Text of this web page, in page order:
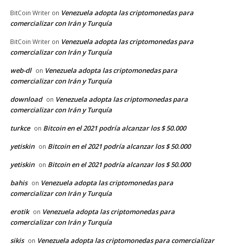
BitCoin Writer on Venezuela adopta las criptomonedas para
comercializar con Irán y Turquía
BitCoin Writer on Venezuela adopta las criptomonedas para
comercializar con Irán y Turquía
web-dl on Venezuela adopta las criptomonedas para
comercializar con Irán y Turquía
download on Venezuela adopta las criptomonedas para
comercializar con Irán y Turquía
turkce on Bitcoin en el 2021 podría alcanzar los $ 50.000
yetiskin on Bitcoin en el 2021 podría alcanzar los $ 50.000
yetiskin on Bitcoin en el 2021 podría alcanzar los $ 50.000
bahis on Venezuela adopta las criptomonedas para
comercializar con Irán y Turquía
erotik on Venezuela adopta las criptomonedas para
comercializar con Irán y Turquía
sikis on Venezuela adopta las criptomonedas para comercializar